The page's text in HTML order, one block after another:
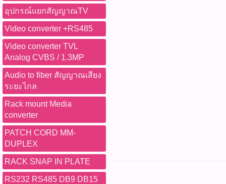
อุปกรณ์แยกสัญญาณTV
Video converter +RS485
Video converter TVL
Analog CVBS / 1.3MP
Audio to fiber สัญญาณเสียง
ระยะไกล
Rack mount Media
converter
PATCH CORD MM-
DUPLEX
RACK SNAP IN PLATE
RS232 RS485 DB9 DB15